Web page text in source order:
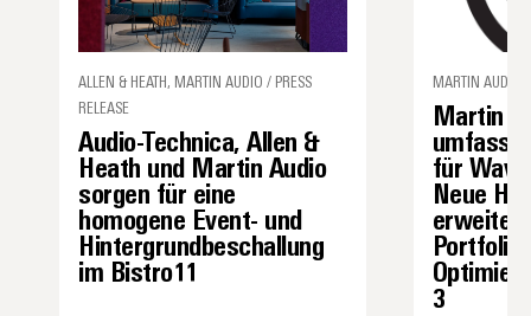
ALLEN & HEATH, MARTIN AUDIO / PRESS
RELEASE
Audio-Technica, Allen &
Heath und Martin Audio
sorgen für eine
homogene Event- und
Hintergrundbeschallung
im Bistro11
MARTIN AUDIO /
Martin
für
Neue
Portfolio
3